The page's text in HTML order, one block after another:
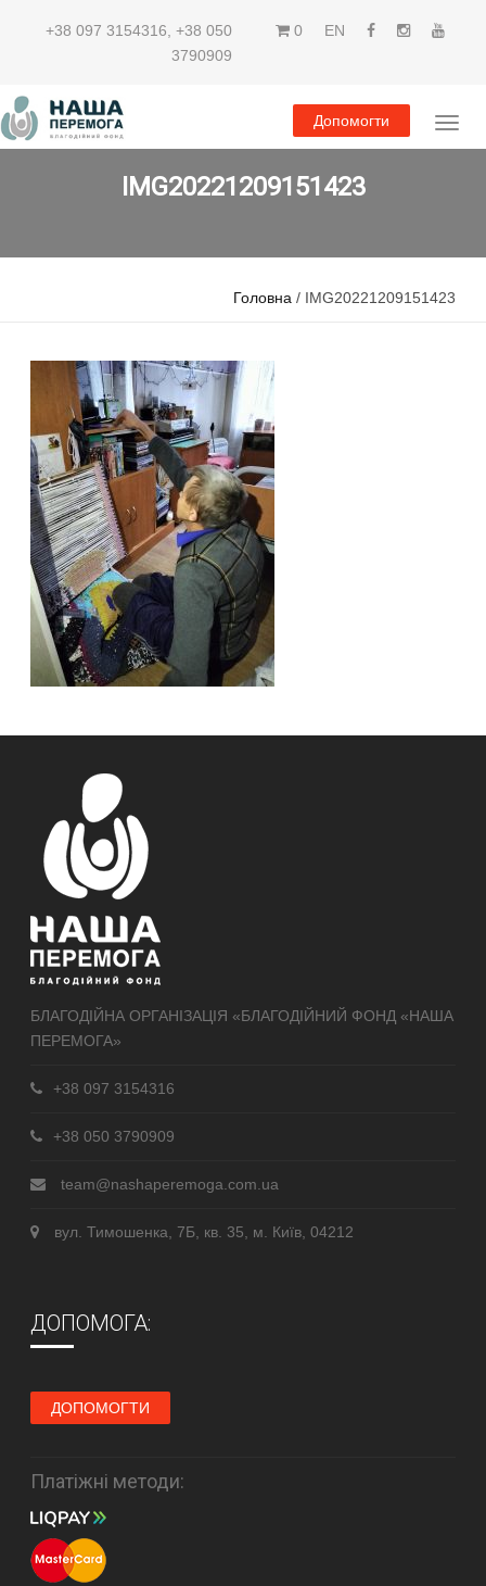
+38 097 3154316 +38 050
3790909
0 EN
Допомогти
IMG20221209151423
Головна / IMG20221209151423
БЛАГОДІЙНА ОРГАНІЗАЦІЯ «БЛАГОДІЙНИЙ ФОНД «НАША
ПЕРЕМОГА»
+38 097 3154316
+38 050 3790909
team@nashaperemoga.com.ua
вул. Тимошенка, 7Б, кв. 35, м. Київ, 04212
ДОПОМОГА:
ДОПОМОГТИ
Платіжні методи: